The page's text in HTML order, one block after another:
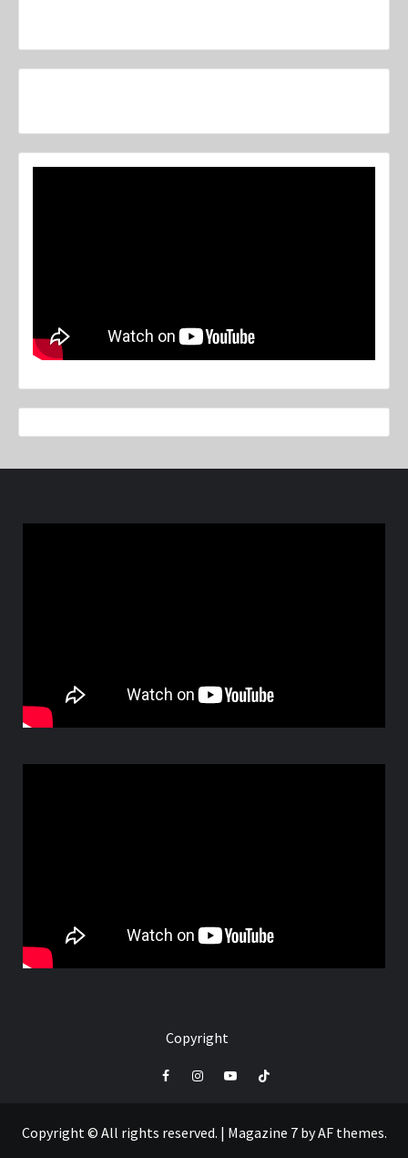
Copyright
FacebookInstagramYoutube
Tik
Copyright © All rights reserved. | Magazine 7by AF themes.